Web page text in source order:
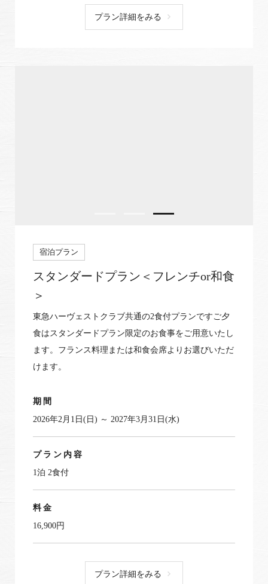
プラン詳細をみる
宿泊プラン
スタンダードプラン＜フレンチor和食
＞
東急ハーヴェストクラブ共通の2食付プランですご夕
食はスタンダードプラン限定のお食事をご用意いたし
ます。フランス料理または和食会席よりお選びいただ
けます。
期間
2026年2月1日(日) ～ 2027年3月31日(水)
プラン内容
1泊 2食付
料金
16,900円
プラン詳細をみる